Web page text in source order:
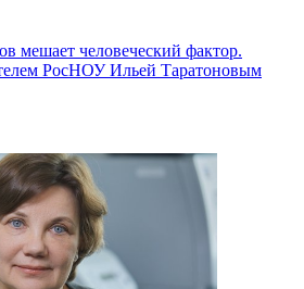
мешает человеческий фактор.
РосНОУ Ильей Таратоновым